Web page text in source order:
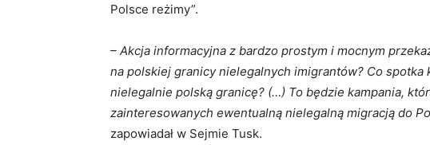
Polsce reżimy”.
– Akcja informacyjna z bardzo prostym i mocnym
na polskiej granicy nielegalnych imigrantów? Co spotka
nielegalnie polską granicę? (…) To będzie kampania,
zainteresowanych ewentualną nielegalną migracją do
zapowiadał w Sejmie Tusk.